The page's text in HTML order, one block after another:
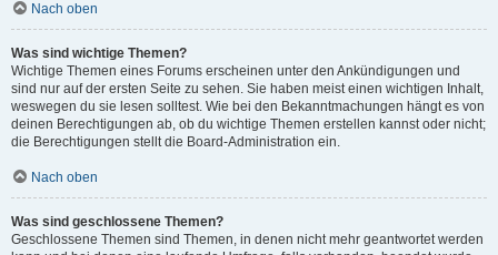
Nach oben
Was sind wichtige Themen?
Wichtige Themen eines Forums erscheinen unter den Ankündigungen und
sind nur auf der ersten Seite zu sehen. Sie haben meist einen wichtigen Inhalt,
weswegen du sie lesen solltest. Wie bei den Bekanntmachungen hängt es von
deinen Berechtigungen ab, ob du wichtige Themen erstellen kannst oder nicht;
die Berechtigungen stellt die Board-Administration ein.
Nach oben
Was sind geschlossene Themen?
Geschlossene Themen sind Themen, in denen nicht mehr geantwortet werden